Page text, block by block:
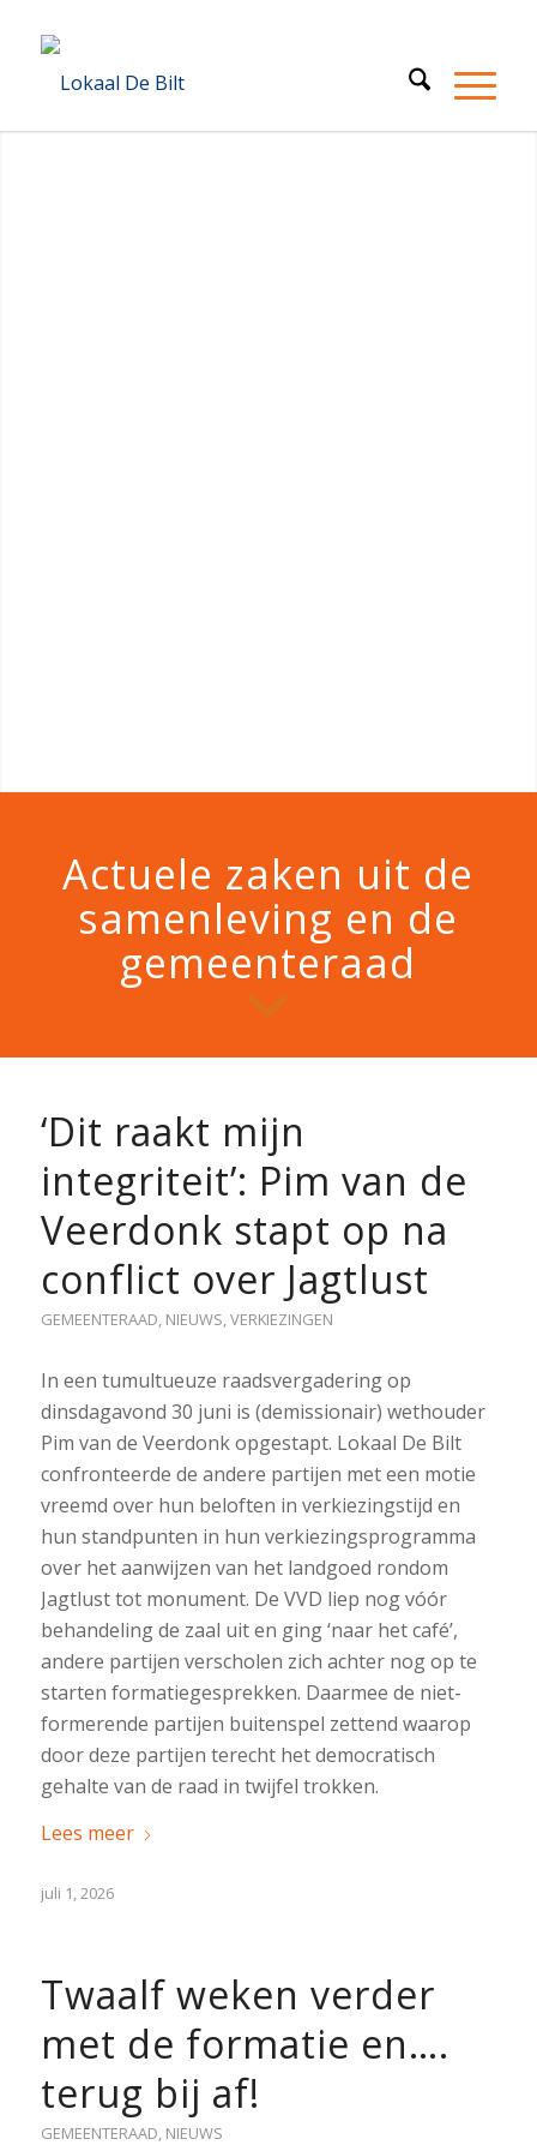
Actuele zaken uit de
samenleving en de
gemeenteraad
‘Dit raakt mijn
integriteit’: Pim van de
Veerdonk stapt op na
conflict over Jagtlust
GEMEENTERAAD, NIEUWS,VERKIEZINGEN
In een tumultueuze raadsvergadering op
dinsdagavond 30 juni is (demissionair) wethouder
Pim van de Veerdonk opgestapt. Lokaal De Bilt
confronteerde de andere partijen met een motie
vreemd over hun beloften in verkiezingstijd en
hun standpunten in hun verkiezingsprogramma
over het aanwijzen van het landgoed rondom
Jagtlust tot monument. De VVD liep nog vóór
behandeling de zaal uit en ging ‘naar het café’,
andere partijen verscholen zich achter nog op te
starten formatiegesprekken. Daarmee de niet-
formerende partijen buitenspel zettend waarop
door deze partijen terecht het democratisch
gehalte van de raad in twijfel trokken.
Lees meer
juli 1, 2026
Twaalf weken verder
met de formatie en….
terug bij af!
GEMEENTERAAD, NIEUWS